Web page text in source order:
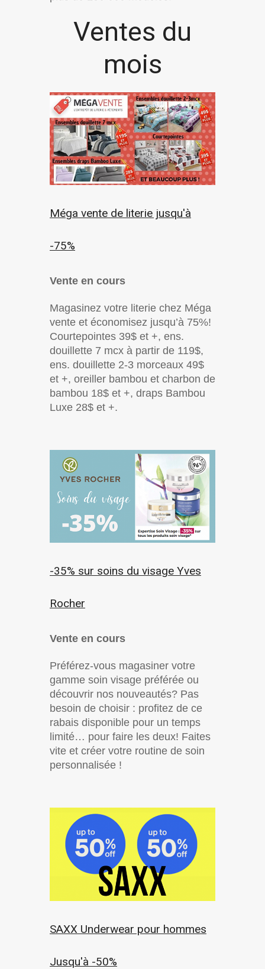
Ventes du
mois
Méga vente de literie jusqu'à
-75%
Vente en cours
Magasinez votre literie chez Méga
vente et économisez jusqu’à 75%!
Courtepointes 39$ et +, ens.
douillette 7 mcx à partir de 119$,
ens. douillette 2-3 morceaux 49$
et +, oreiller bambou et charbon de
bambou 18$ et +, draps Bambou
Luxe 28$ et +.
-35% sur soins du visage Yves
Rocher
Vente en cours
Préférez-vous magasiner votre
gamme soin visage préférée ou
découvrir nos nouveautés? Pas
besoin de choisir : profitez de ce
rabais disponible pour un temps
limité… pour faire les deux! Faites
vite et créer votre routine de soin
personnalisée !
SAXX Underwear pour hommes
Jusqu'à -50%